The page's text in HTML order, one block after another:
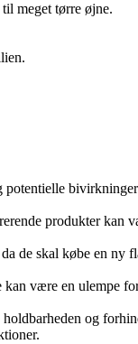
meget tørre øjne.
produkter kan
de skal købe en ny
være en ulempe
og